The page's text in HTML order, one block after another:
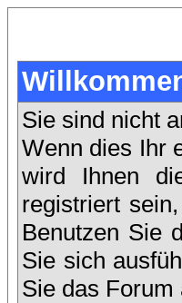
Sie sind nicht
Wenn dies Ihr
wird Ihnen
registriert
Benutzen Sie
Sie sich
Sie das